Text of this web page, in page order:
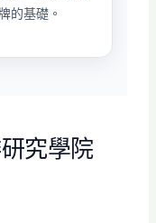
的基礎。
究學院